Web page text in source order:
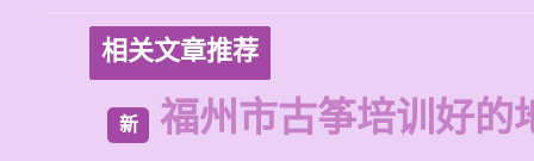
相关文章推荐
新 福州市古筝培训好的